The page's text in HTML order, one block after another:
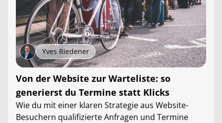
Yves Riedener
Von der Website zur Warteliste: so
generierst du Termine statt Klicks
Wie du mit einer klaren Strategie aus Website-
Besuchern qualifizierte Anfragen und Termine